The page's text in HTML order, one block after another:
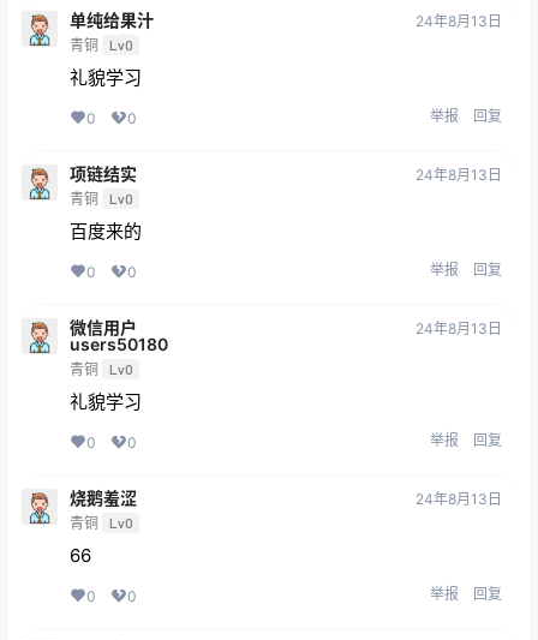
单纯给果汁
青铜 Lv0
24年8月13日
礼貌学习
0 0 举报 回复
项链结实
青铜 Lv0
24年8月13日
百度来的
0 0 举报 回复
微信用户
users50180
青铜 Lv0
24年8月13日
礼貌学习
0 0 举报 回复
烧鹅羞涩
青铜 Lv0
24年8月13日
66
0 0 举报 回复